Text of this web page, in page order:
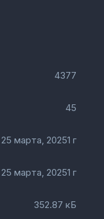
4377
45
25 марта, 20251 г
25 марта, 20251 г
352.87 кБ